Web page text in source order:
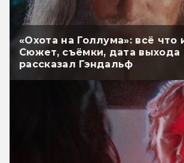
«Охота на Голлума»: всё что
Сюжет, съёмки, дата выхода
рассказал Гэндальф